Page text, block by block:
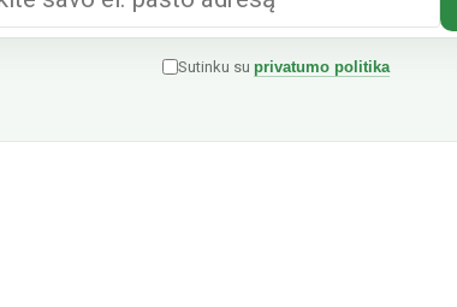
Sutinku su privatumo politika